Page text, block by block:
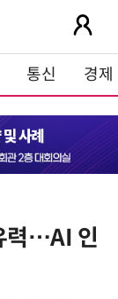
통신 경제
력…AI 인